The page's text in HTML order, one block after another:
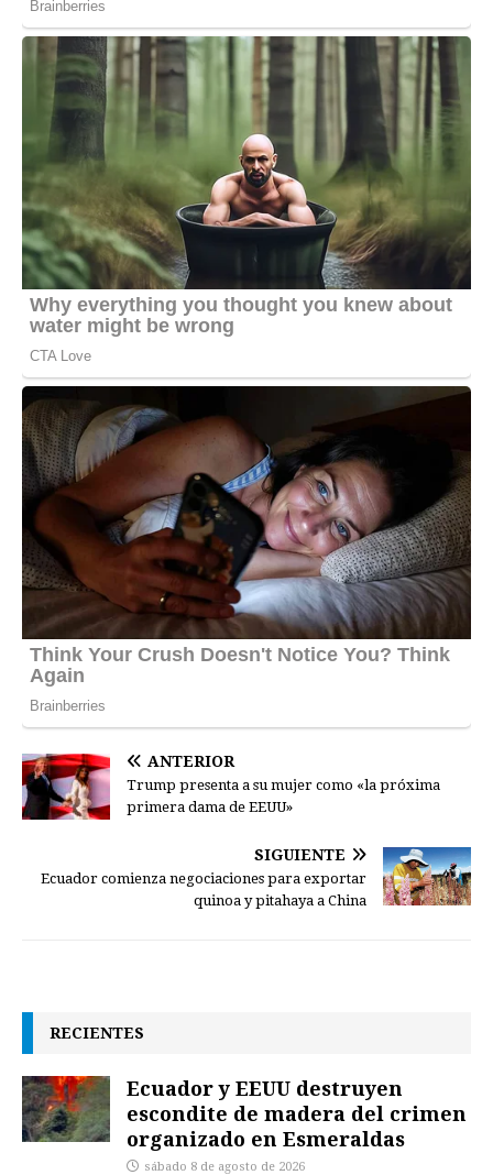
ANTERIOR
Trump presenta a su mujer como «la próxima
primera dama de EEUU»
SIGUIENTE
Ecuador comienza negociaciones para exportar
quinoa y pitahaya a China
RECIENTES
Ecuador y EEUU destruyen
escondite de madera del crimen
organizado en Esmeraldas
sábado 8 de agosto de 2026